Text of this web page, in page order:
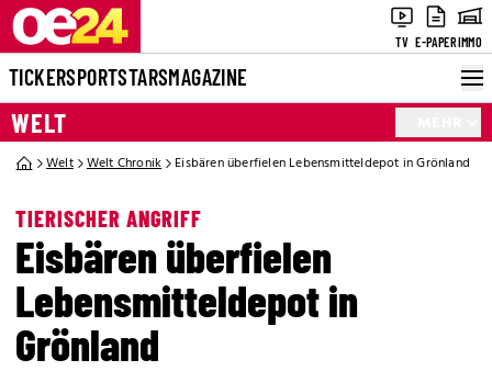
TV E-PAPERIMMO
TICKERSPORTSTARSMAGAZINE
WELT
Welt Welt Chronik Eisbären überfielen Lebensmitteldepot in Grönland
TIERISCHER ANGRIFF
Eisbären überfielen
Lebensmitteldepot in
Grönland